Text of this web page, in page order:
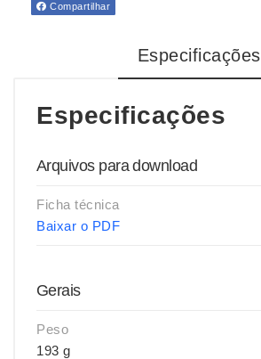
Compartilhar
Especificações
Especificações
Arquivos para download
Ficha técnica
Baixar o PDF
Gerais
Peso
193 g